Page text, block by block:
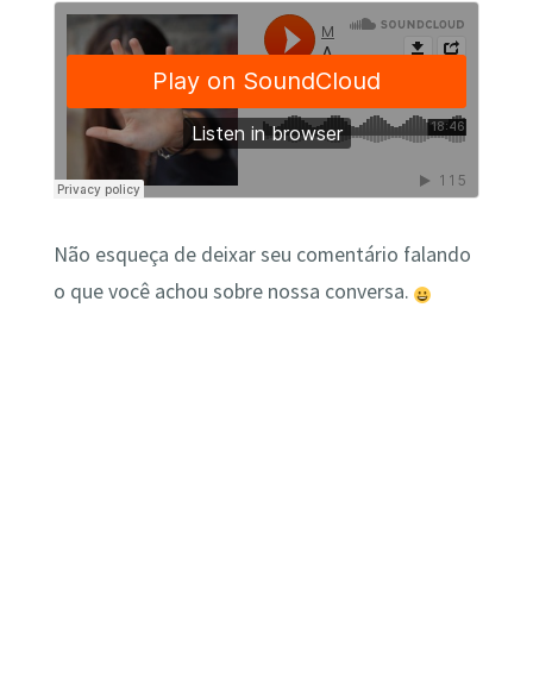
Não esqueça de deixar seu comentário falando
o que você achou sobre nossa conversa.